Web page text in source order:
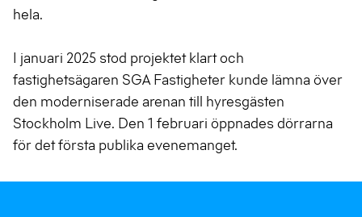
hela.
I januari 2025 stod projektet klart och
fastighetsägaren SGA Fastigheter kunde lämna över
den moderniserade arenan till hyresgästen
Stockholm Live. Den 1 februari öppnades dörrarna
för det första publika evenemanget.